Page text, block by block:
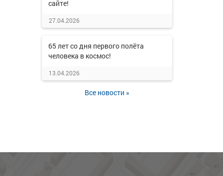
сайте!
27.04.2026
65 лет со дня первого полёта
человека в космос!
13.04.2026
Все новости »